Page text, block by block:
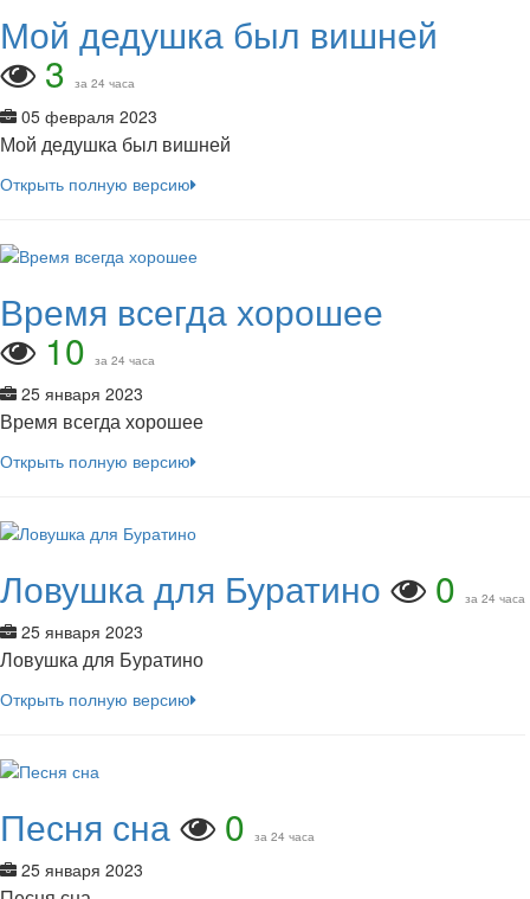
Мой дедушка был вишней
3 за 24 часа
05 февраля 2023
Мой дедушка был вишней
Открыть полную версию
Время всегда хорошее
10 за 24 часа
25 января 2023
Время всегда хорошее
Открыть полную версию
Ловушка для Буратино 0 за 24 часа
25 января 2023
Ловушка для Буратино
Открыть полную версию
Песня сна 0 за 24 часа
25 января 2023